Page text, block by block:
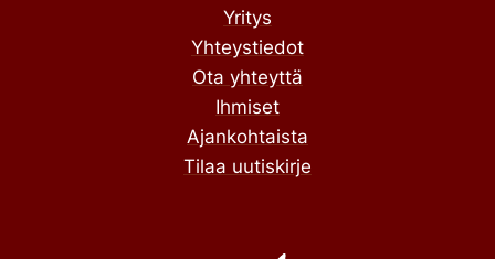
Yritys
Yhteystiedot
Ota yhteyttä
Ihmiset
Ajankohtaista
Tilaa uutiskirje